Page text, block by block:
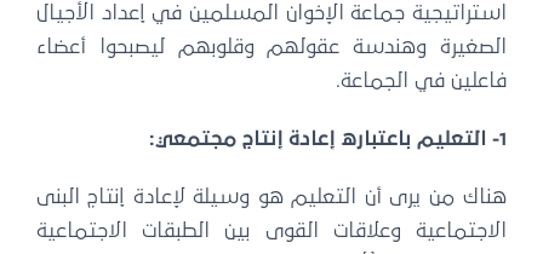
استراتيجية جماعة الإخوان المسلمين في إعداد الأجيال
الصغيرة وهندسة عقولهم وقلوبهم ليصبحوا أعضاء
فاعلين في الجماعة.
1- التعليم باعتباره إعادة إنتاج مجتمعي:
هناك من يرى أن التعليم هو وسيلة لإعادة إنتاج البنى
الاجتماعية وعلاقات القوى بين الطبقات الاجتماعية